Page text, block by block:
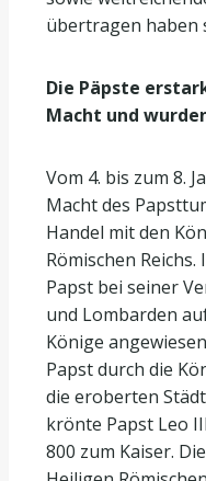
übertragen haben
Die Päpste
Macht und
Vom 4. bis zum 8.
Macht des
Handel mit den
Römischen
Papst bei seiner
und Lombarden
Könige
Papst durch die
die eroberten
krönte Papst Leo
800 zum Kaiser.